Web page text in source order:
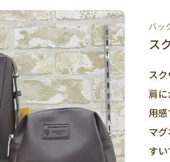
バッ
ス
ス
肩
用感
マ
すい